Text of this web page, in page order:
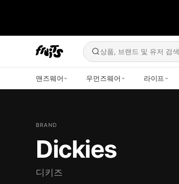
상품, 브랜드 및 유저 검색
맨즈웨어 우먼즈웨어 라이프
BRAND
Dickies
디키즈